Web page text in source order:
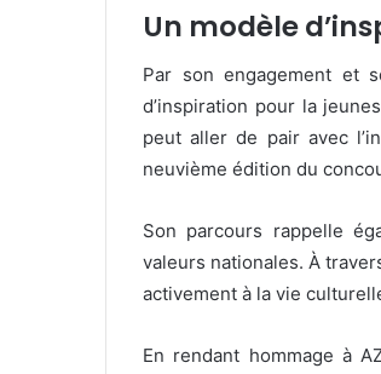
Un modèle
Par son engagement et
d’inspiration pour la
peut aller de pair avec
neuvième édition du
Son parcours rappelle
valeurs nationales. À
activement à la vie
En rendant hommage à